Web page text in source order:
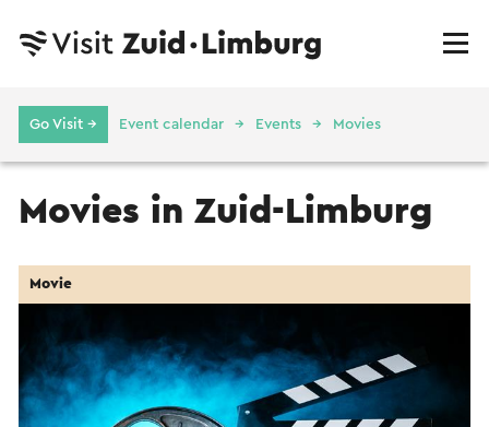
Go Visit → Event calendar Events Movies
Movies in Zuid-Limburg
Movie